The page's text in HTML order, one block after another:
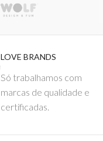
LOVE BRANDS
Só trabalhamos com
marcas de qualidade e
certificadas.